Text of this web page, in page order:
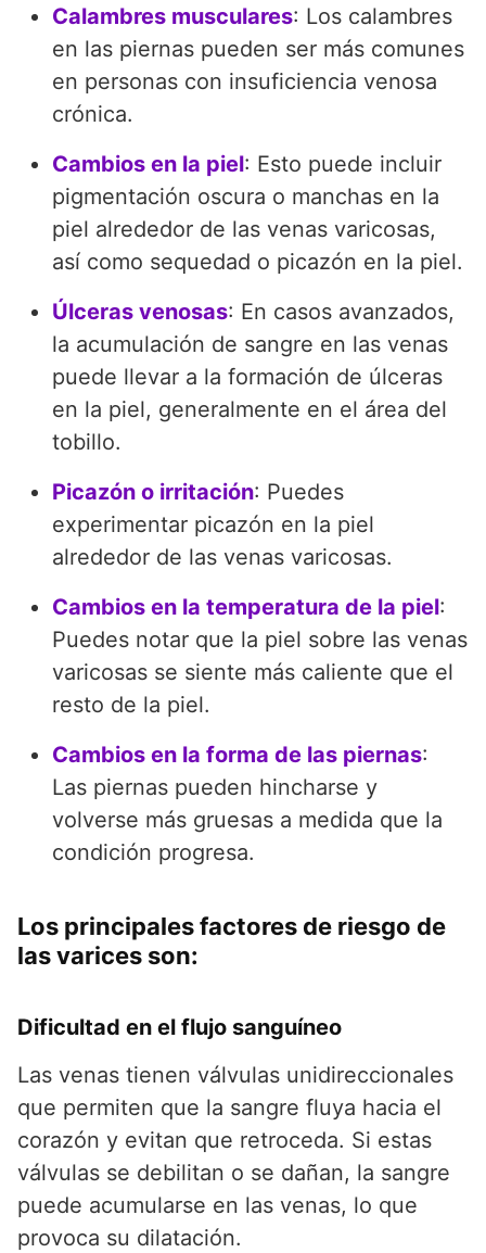
Calambres musculares: Los calambres
en las piernas pueden ser más comunes
en personas con insuficiencia venosa
crónica.
Cambios en la piel: Esto puede incluir
pigmentación oscura o manchas en la
piel alrededor de las venas varicosas,
así como sequedad o picazón en la piel.
Úlceras venosas: En casos avanzados,
la acumulación de sangre en las venas
puede llevar a la formación de úlceras
en la piel, generalmente en el área del
tobillo.
Picazón o irritación: Puedes
experimentar picazón en la piel
alrededor de las venas varicosas.
Cambios en la temperatura de la piel:
Puedes notar que la piel sobre las venas
varicosas se siente más caliente que el
resto de la piel.
Cambios en la forma de las piernas:
Las piernas pueden hincharse y
volverse más gruesas a medida que la
condición progresa.
Los principales factores de riesgo de
las varices son:
Dificultad en el flujo sanguíneo
Las venas tienen válvulas unidireccionales
que permiten que la sangre fluya hacia el
corazón y evitan que retroceda. Si estas
válvulas se debilitan o se dañan, la sangre
puede acumularse en las venas, lo que
provoca su dilatación.